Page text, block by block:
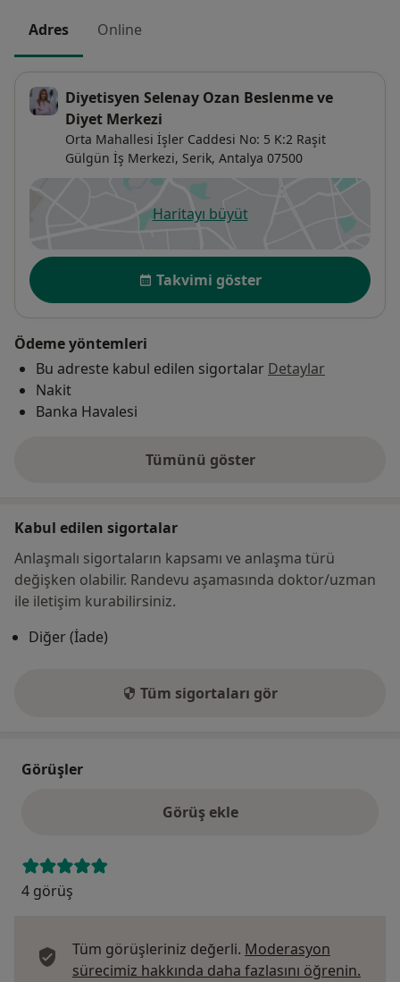
Adres Online
Diyetisyen Selenay Ozan Beslenme ve
Diyet Merkezi
Orta Mahallesi İşler Caddesi No: 5 K:2 Raşit
Gülgün İş Merkezi, Serik, Antalya 07500
Haritayı büyütyeni bir sekmede açılır
Uygunluk
Takvimi göster
Ödeme yöntemleri
Bu adreste kabul edilen sigortalar Detaylar
Nakit
Banka Havalesi
Tümünü göster
adres hakkında
Kabul edilen sigortalar
Anlaşmalı sigortaların kapsamı ve anlaşma türü
değişken olabilir. Randevu aşamasında doktor/uzman
ile iletişim kurabilirsiniz.
Diğer (İade)
Tüm sigortaları gör
Görüşler
Görüş ekle
4 görüş
Tüm görüşleriniz değerli. Moderasyon
sürecimiz hakkında daha fazlasını öğrenin.